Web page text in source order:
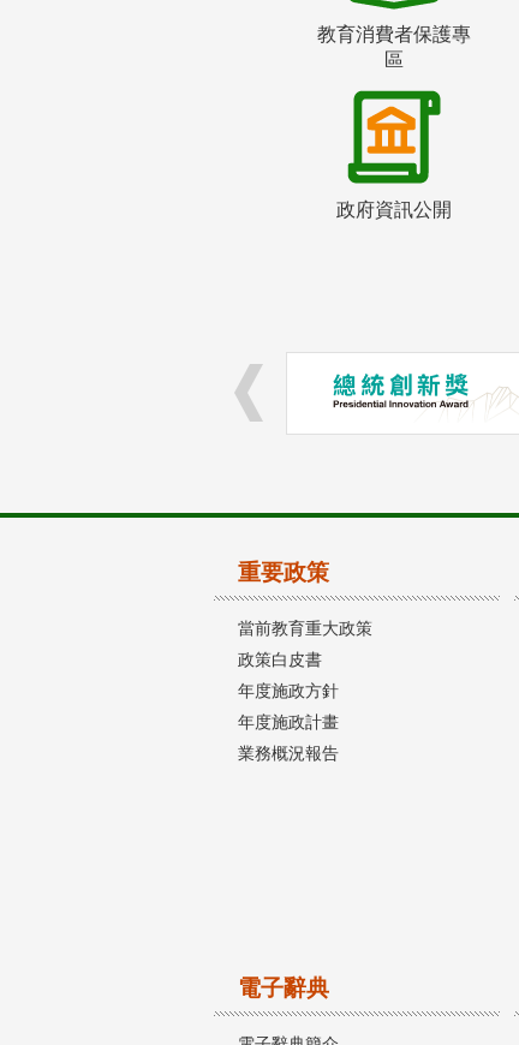
教育消費者保護專
區
政府資訊公開
重要政策
當前教育重大政策
政策白皮書
年度施政方針
年度施政計畫
業務概況報告
電子辭典